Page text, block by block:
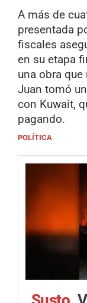
A más de
presentada
fiscales
en su etapa
una obra que
Juan tomó
con Kuwait,
pagando.
POLÍTICA